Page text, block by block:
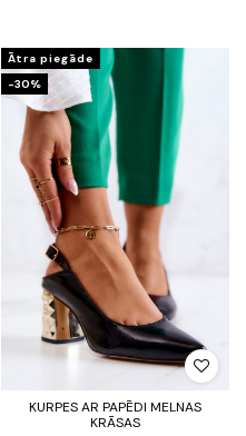
Ātra piegāde
-30%
KURPES AR PAPĒDI MELNAS
KRĀSAS